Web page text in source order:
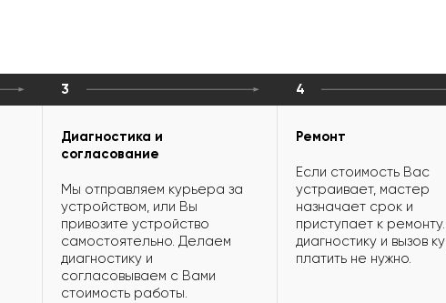
3
Диагностика и
согласование
Мы отправляем курьера за
устройством, или Вы
привозите устройство
самостоятельно. Делаем
диагностику и
согласовываем с Вами
стоимость работы.
4
Ремонт
Если стоимость Вас
устраивает, мастер
назначает срок и
приступает к
диагностику и вызов
платить не нужно.